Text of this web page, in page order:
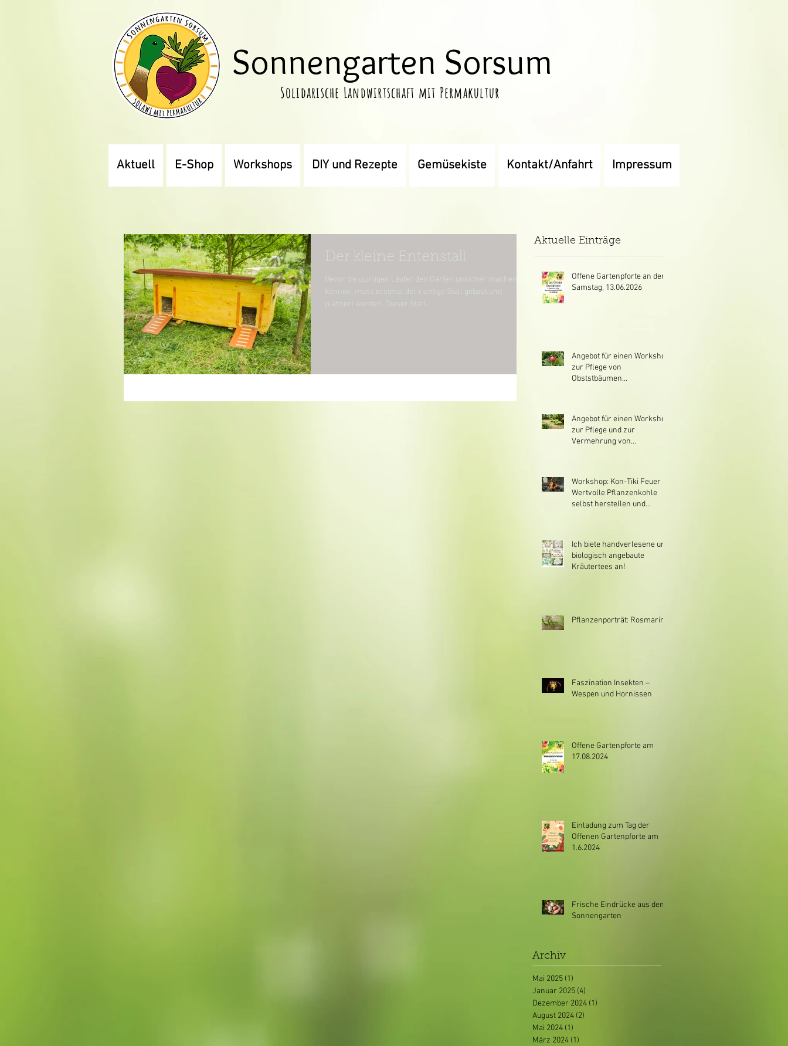
Sonnengarten Sorsum
Solidarische Landwirtschaft mit Permakultur
Aktuell E-Shop Workshops DIY und Rezepte Gemüsekiste Kontakt/Anfahrt Impressum
Der kleine Entenstall
Bevor die quirligen Läufer den Garten unsicher machen
können, muss erstmal der richtige Stall gebaut und
platziert werden. Dieser Stall...
Aktuelle Einträge
Offene Gartenpforte an dem
Samstag, 13.06.2026
Angebot für einen Workshop
zur Pflege von
Obststbäumen
Angebot für einen Workshop
zur Pflege und zur
Vermehrung von
Stachelbeere, Jostabeere
Workshop: Kon-Tiki Feuer -
Wertvolle Pflanzenkohle
selbst herstellen und
Ich biete handverlesene und
biologisch angebaute
Kräutertees an!
Pflanzenporträt: Rosmarin
Faszination Insekten –
Wespen und Hornissen
Offene Gartenpforte am
17.08.2024
Einladung zum Tag der
Offenen Gartenpforte am
1.6.2024
Frische Eindrücke aus dem
Sonnengarten
Archiv
Mai 2025 (1)
Januar 2025 (4)
Dezember 2024 (1)
August 2024 (2)
Mai 2024 (1)
März 2024 (1)